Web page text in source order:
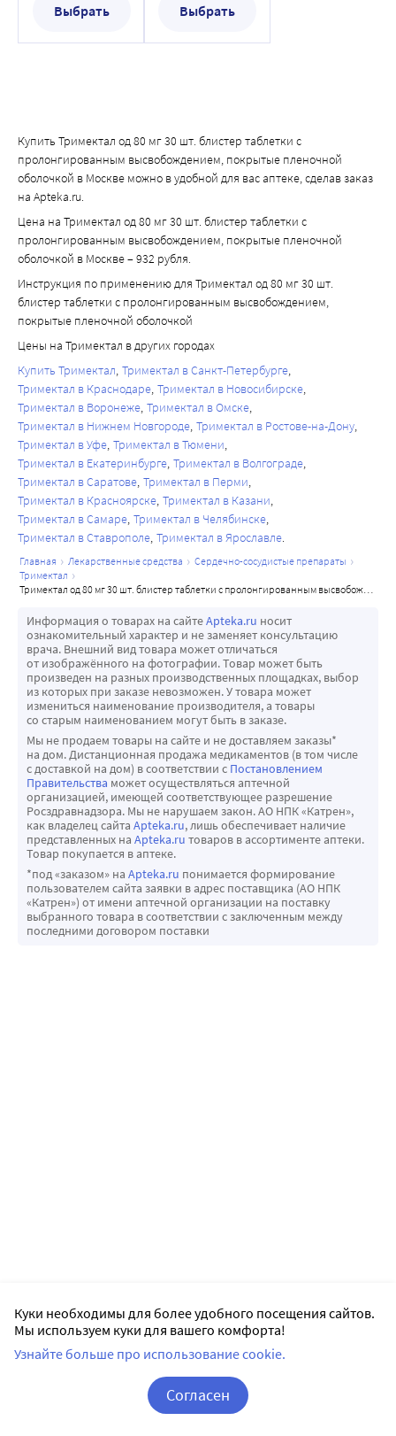
покрытые
Выбрать
покрытые
Выбрать
Купить Тримектал од 80 мг 30 шт. блистер таблетки с
пролонгированным высвобождением, покрытые пленочной
оболочкой в Москве можно в удобной для вас аптеке, сделав заказ
на Apteka.ru.
Цена на Тримектал од 80 мг 30 шт. блистер таблетки с
пролонгированным высвобождением, покрытые пленочной
оболочкой в Москве – 932 рубля.
Инструкция по применению для Тримектал од 80 мг 30 шт.
блистер таблетки с пролонгированным высвобождением,
покрытые пленочной оболочкой
Цены на Тримектал в других городах
Купить Тримектал Тримектал в Санкт-Петербурге
Тримектал в Краснодаре Тримектал в Новосибирске
Тримектал в Воронеже Тримектал в Омске
Тримектал в Нижнем Новгороде Тримектал в Ростове-на-Дону
Тримектал в Уфе Тримектал в Тюмени
Тримектал в Екатеринбурге Тримектал в Волгограде
Тримектал в Саратове Тримектал в Перми
Тримектал в Красноярске Тримектал в Казани
Тримектал в Самаре Тримектал в Челябинске
Тримектал в Ставрополе Тримектал в Ярославле
главная лекарственные средства
сердечно-сосудистые препараты
тримектал
тримектал од 80 мг 30 шт. блистер таблетки с пролонгированным высвобождением, покрытые пленочной оболочкой
Информация о товарах на сайтеApteka.ru носит
ознакомительный характер и не заменяет консультацию
врача. Внешний вид товара может отличаться
от изображённого на фотографии. Товар может быть
произведен на разных производственных площадках, выбор
из которых при заказе невозможен. У товара может
измениться наименование производителя, а товары
со старым наименованием могут быть в заказе.
Мы не продаем товары на сайте и не доставляем заказы*
на дом. Дистанционная продажа медикаментов (в том числе
с доставкой на дом) в соответствии с Постановлением
Правительства может осуществляться аптечной
организацией, имеющей соответствующее разрешение
Росздравнадзора. Мы не нарушаем закон. АО НПК «Катрен»,
как владелец сайта Apteka.ru, лишь обеспечивает наличие
представленных на Apteka.ru товаров в ассортименте аптеки.
Товар покупается в аптеке.
*под «заказом» на Apteka.ru понимается формирование
пользователем сайта заявки в адрес поставщика (АО НПК
«Катрен») от имени аптечной организации на поставку
выбранного товара в соответствии с заключенным между
последними договором поставки
Куки необходимы для более удобного посещения сайтов.
Мы используем куки для вашего комфорта!
Узнайте больше про использование cookie.
Согласен